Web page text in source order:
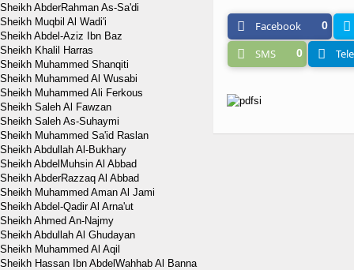
Facebook 0
SMS 0
Sheikh AbderRahman As-Sa'di
Sheikh Muqbil Al Wadi'i
Sheikh Abdel-Aziz Ibn Baz
Sheikh Khalil Harras
Sheikh Muhammed Shanqiti
Sheikh Muhammed Al Wusabi
Sheikh Muhammed Ali Ferkous
Sheikh Saleh Al Fawzan
Sheikh Saleh As-Suhaymi
Sheikh Muhammed Sa'id Raslan
Sheikh Abdullah Al-Bukhary
Sheikh AbdelMuhsin Al Abbad
Sheikh AbderRazzaq Al Abbad
Sheikh Muhammed Aman Al Jami
Sheikh Abdel-Qadir Al Arna'ut
Sheikh Ahmed An-Najmy
Sheikh Abdullah Al Ghudayan
Sheikh Muhammed Al Aqil
Sheikh Hassan Ibn AbdelWahhab Al Banna